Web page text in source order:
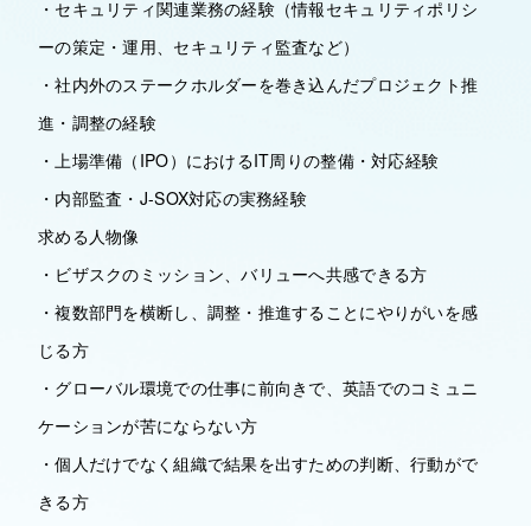
・セキュリティ関連業務の経験（情報セキュリティポリシ
ーの策定・運用、セキュリティ監査など）
・社内外のステークホルダーを巻き込んだプロジェクト推
進・調整の経験
・上場準備（IPO）におけるIT周りの整備・対応経験
・内部監査・J-SOX対応の実務経験
求める人物像
・ビザスクのミッション、バリューへ共感できる方
・複数部門を横断し、調整・推進することにやりがいを感
じる方
・グローバル環境での仕事に前向きで、英語でのコミュニ
ケーションが苦にならない方
・個人だけでなく組織で結果を出すための判断、行動がで
きる方